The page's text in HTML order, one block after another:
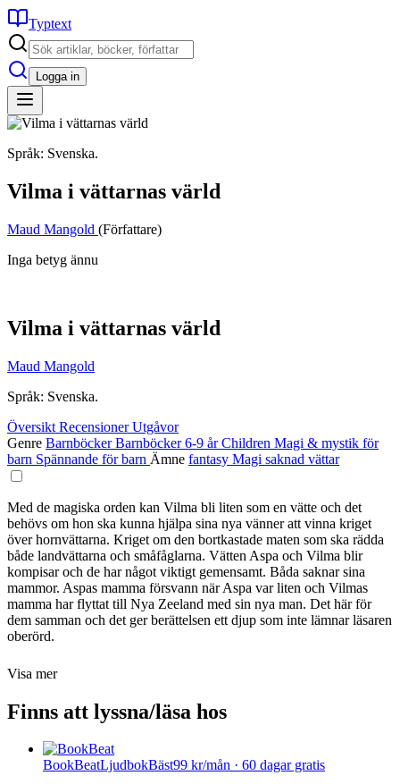
Typtext
Logga in
Språk: Svenska.
Vilma i vättarnas värld
Maud Mangold (Författare)
Inga betyg ännu
Vilma i vättarnas värld
Maud Mangold
Språk: Svenska.
Översikt RecensionerUtgåvor
Genre BarnböckerBarnböcker 6-9 årChildren Magi & mystik för
barn Spännande för barn Ämne fantasy Magi saknad vättar
Med de magiska orden kan Vilma bli liten som en vätte och det
behövs om hon ska kunna hjälpa sina nya vänner att vinna kriget
över hornvättarna. Kriget om den bortkastade maten som ska rädda
både landvättarna och småfåglarna. Vätten Aspa och Vilma blir
kompisar och de har något viktigt gemensamt. Båda saknar sina
mammor. Aspas mamma försvann när Aspa var liten och Vilmas
mamma har flyttat till Nya Zeeland med sin nya man. Det här för
dem samman och det ger berättelsen ett djup som inte lämnar läsaren
oberörd.
Visa mer
Finns att lyssna/läsa hos
BookBeatLjudbokBäst99 kr/mån · 60 dagar gratis